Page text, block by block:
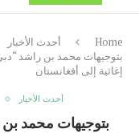
Home
أحدث الأخبار
بتوجيهات محمد بن راشد
إغاثية إلى أفغانستان
أحدث الأخبار
بتوجيهات محمد بن